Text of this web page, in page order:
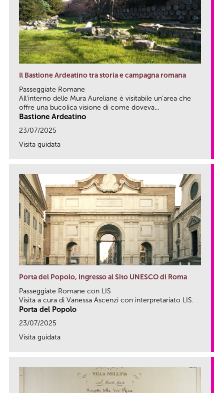
Il Bastione Ardeatino tra storia e campagna romana
Passeggiate Romane
All’interno delle Mura Aureliane è visitabile un’area che
offre una bucolica visione di come doveva...
Bastione Ardeatino
23/07/2025
Visita guidata
Porta del Popolo, ingresso al Sito UNESCO di Roma
Passeggiate Romane con LIS
Visita a cura di Vanessa Ascenzi con interpretariato LIS.
Porta del Popolo
23/07/2025
Visita guidata